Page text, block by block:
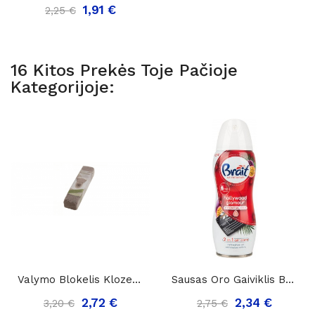
2,25 € 1,91 €
16 Kitos Prekės Toje Pačioje
Kategorijoje:
Valymo Blokelis Klozetui, 1vnt.
3,20 € 2,72 €
Sausas Oro Gaiviklis BRAIT Holywood Glamour,...
2,75 € 2,34 €